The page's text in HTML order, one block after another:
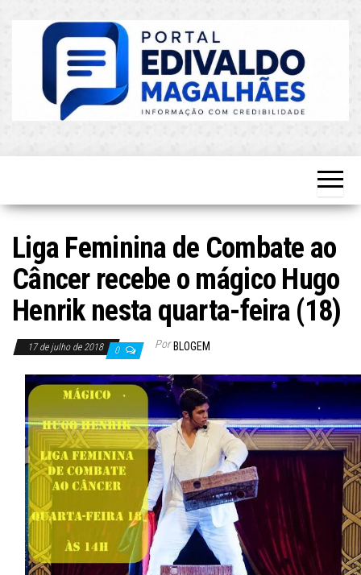
Atualizado!
Liga Feminina de Combate ao
Câncer recebe o mágico Hugo
Henrik nesta quarta-feira (18)
17 de julho de 2018 0 Por BLOGEM